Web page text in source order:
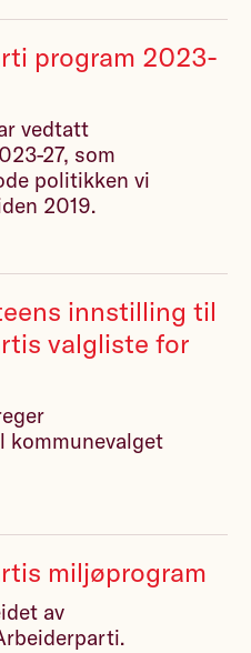
program 2023-
vedtatt
27, som
politikken vi
2019.
innstilling til
valgliste for
miljøprogram
av